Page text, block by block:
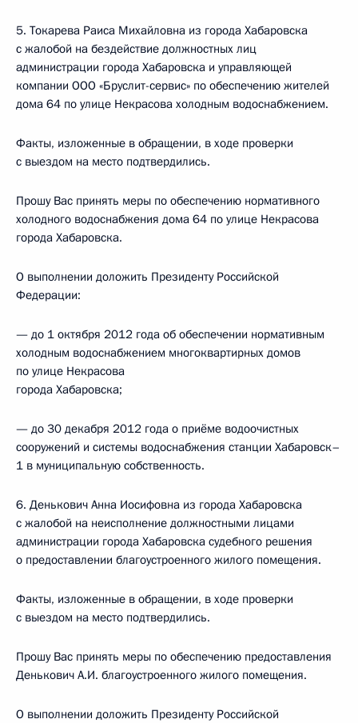
5. Токарева Раиса Михайловна из города Хабаровска
с жалобой на бездействие должностных лиц
администрации города Хабаровска и управляющей
компании ООО «Бруслит-сервис» по обеспечению жителей
дома 64 по улице Некрасова холодным водоснабжением.
Факты, изложенные в обращении, в ходе проверки
с выездом на место подтвердились.
Прошу Вас принять меры по обеспечению нормативного
холодного водоснабжения дома 64 по улице Некрасова
города Хабаровска.
О выполнении доложить Президенту Российской
Федерации:
— до 1 октября 2012 года об обеспечении нормативным
холодным водоснабжением многоквартирных домов
по улице Некрасова
города Хабаровска;
— до 30 декабря 2012 года о приёме водоочистных
сооружений и системы водоснабжения станции Хабаровск–
1 в муниципальную собственность.
6. Денькович Анна Иосифовна из города Хабаровска
с жалобой на неисполнение должностными лицами
администрации города Хабаровска судебного решения
о предоставлении благоустроенного жилого помещения.
Факты, изложенные в обращении, в ходе проверки
с выездом на место подтвердились.
Прошу Вас принять меры по обеспечению предоставления
Денькович А.И. благоустроенного жилого помещения.
О выполнении доложить Президенту Российской